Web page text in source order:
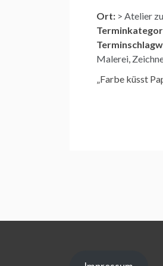
Ort: > Atelier
Malerei,
„Farbe küsst